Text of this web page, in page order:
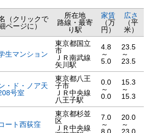
（クリックで
ページに）
所在地
路線・最寄
り駅
家賃
（万
円）
広さ
（平
米）
生マンション
東京都国立
市
ＪＲ南武線
矢川駅
4.8
～
5.0
23.5
～
23.5
・ド・ノア天
号室
東京都八王
子市
ＪＲ中央線
八王子駅
0.0
～
0.0
15.3
～
15.3
ート西荻窪
東京都杉並
区
ＪＲ中央線
7.0
～
20.0
～